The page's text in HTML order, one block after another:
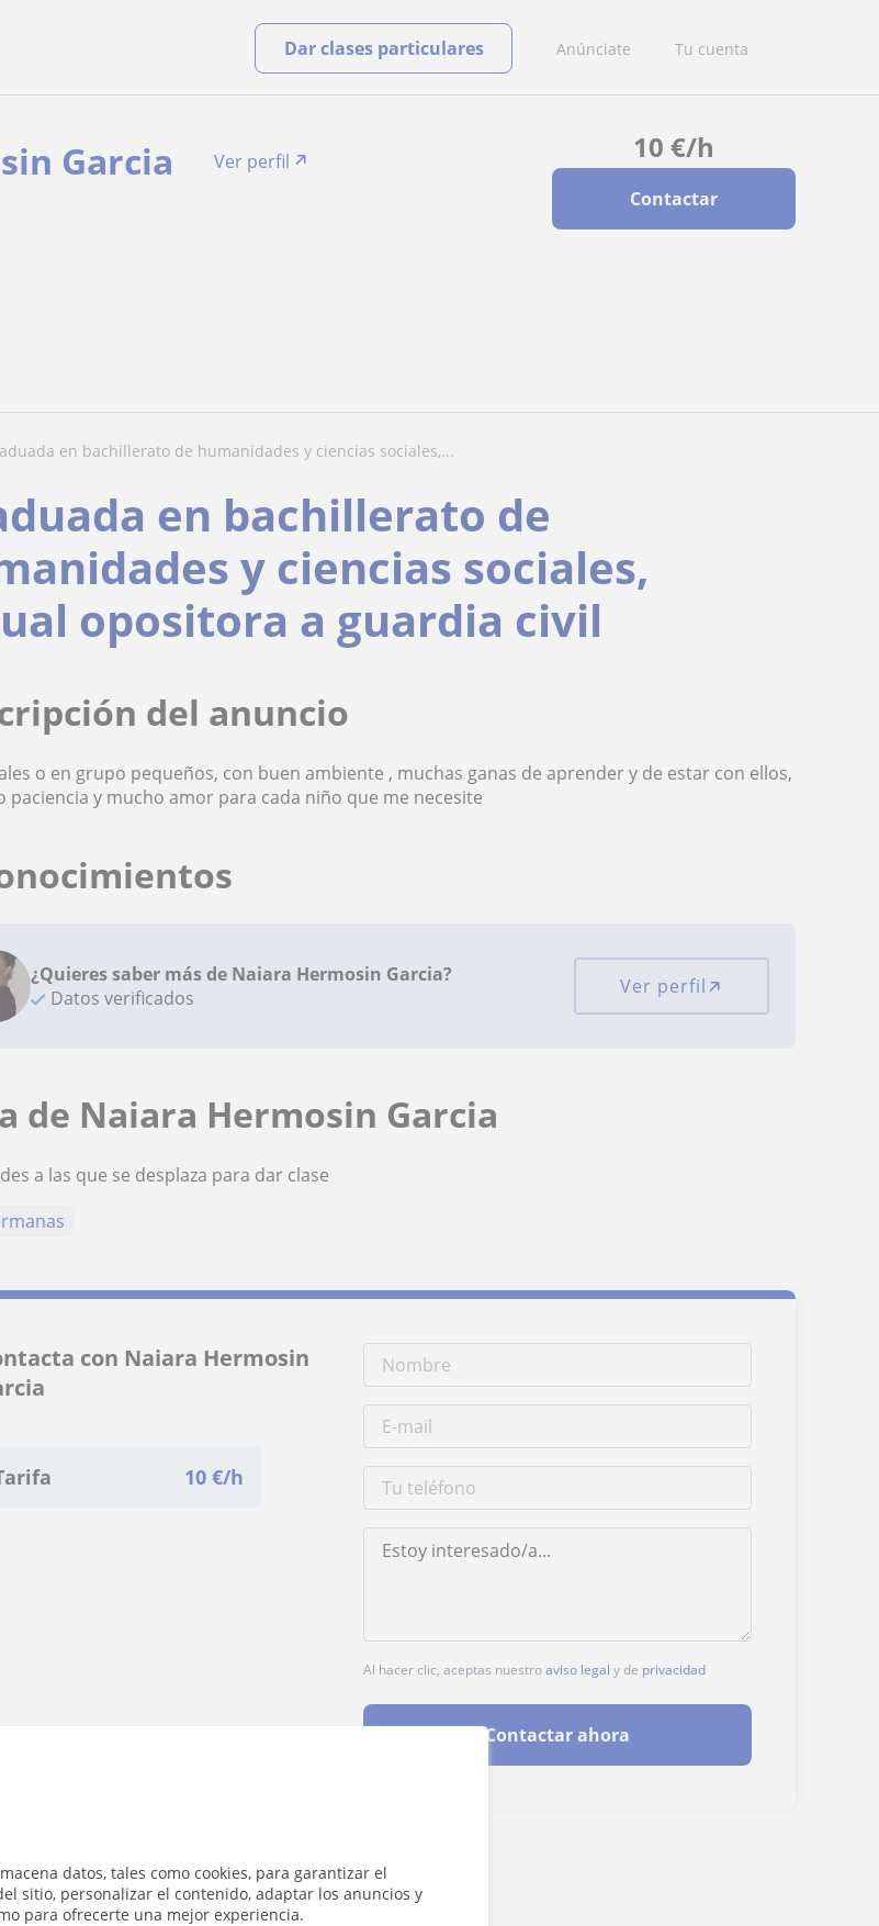
datos, tales como cookies, para garantizar el
sitio, personalizar el contenido, adaptar los anuncios y
para ofrecerte una mejor experiencia.
Anúnciate Tu cuenta
Dar clases particulares
10 €/h
Contactar
Garcia
Ver perfil
en bachillerato de humanidades y ciencias sociales,...
en bachillerato de
y ciencias sociales,
opositora a guardia civil
del anuncio
o en grupo pequeños, con buen ambiente , muchas ganas de aprender y de estar con ellos,
paciencia y mucho amor para cada niño que me necesite
¿Quieres saber más de Naiara Hermosin Garcia?
Datos verificados
Ver perfil
de Naiara Hermosin Garcia
a las que se desplaza para dar clase
con Naiara Hermosin
10 €/h
Al hacer clic, aceptas nuestroaviso legal y de privacidad
Contactar ahora